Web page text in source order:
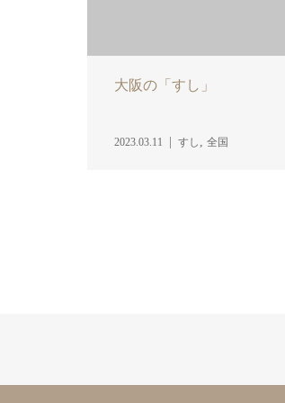
大阪の「すし」
2023.03.11 すし , 全国